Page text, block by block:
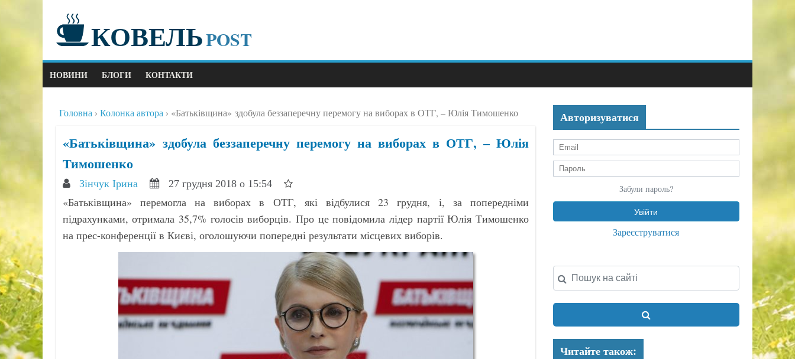
КОВЕЛЬPOST
НОВИНИ БЛОГИ КОНТАКТИ
Головна Колонка автора «Батьківщина» здобула беззаперечну перемогу на виборах в ОТГ, – Юлія Тимошенко
«Батьківщина» здобула беззаперечну перемогу на виборах в ОТГ, – Юлія
Тимошенко
Зінчук Ірина 27 грудня 2018 о 15:54
«Батьківщина» перемогла на виборах в ОТГ, які відбулися 23 грудня, і, за попередніми
підрахунками, отримала 35,7% голосів виборців. Про це повідомила лідер партії Юлія Тимошенко
на прес-конференції в Києві, оголошуючи попередні результати місцевих виборів.
Авторизуватися
Забули пароль?
Зареєструватися
Читайте також: